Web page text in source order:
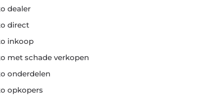
dealer
direct
inkoop
met schade verkopen
onderdelen
opkopers